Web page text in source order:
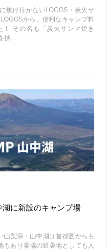
焦げ付かないLOGOS・炭火サ
から、便利なキャンプ料
その名も「炭火サンマ焼き
挟…
に新設のキャンプ場
山梨県・山中湖は首都圏からも
もあり夏場の避暑地としても人